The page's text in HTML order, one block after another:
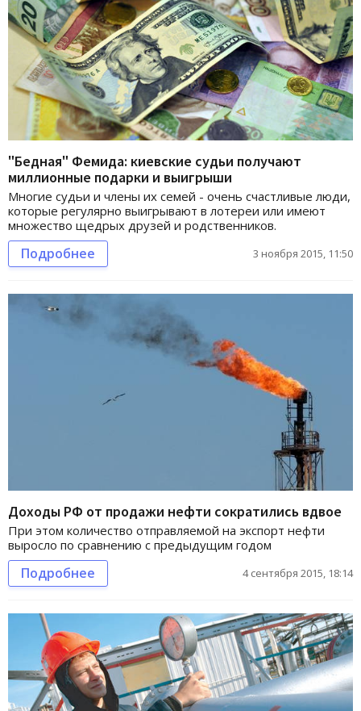
"Бедная" Фемида: киевские судьи получают
миллионные подарки и выигрыши
Многие судьи и члены их семей - очень счастливые люди,
которые регулярно выигрывают в лотереи или имеют
множество щедрых друзей и родственников.
Подробнее 3 ноября 2015, 11:50
Доходы РФ от продажи нефти сократились вдвое
При этом количество отправляемой на экспорт нефти
выросло по сравнению с предыдущим годом
Подробнее 4 сентября 2015, 18:14